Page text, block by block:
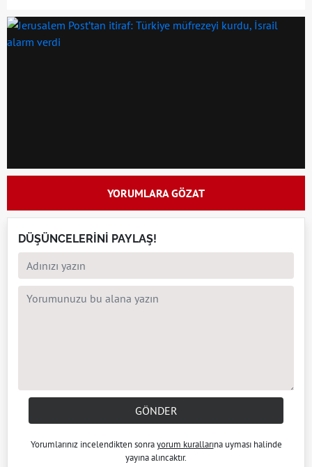
YORUMLARA GÖZAT
DÜŞÜNCELERİNİ PAYLAŞ!
GÖNDER
Yorumlarınız incelendikten sonrayorum kurallarına uyması halinde
yayına alıncaktır.